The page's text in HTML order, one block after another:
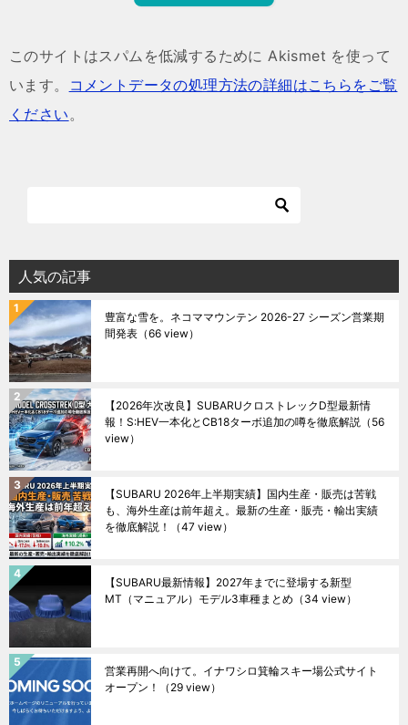
このサイトはスパムを低減するために Akismet を使って
います。
コメントデータの処理方法の詳細はこちらをご覧
ください。
人気の記事
豊富な雪を。ネコママウンテン 2026-27 シーズン営業期
間発表 （66 view）
【2026年次改良】SUBARUクロストレックD型最新情
報！S:HEV一本化とCB18ターボ追加の噂を徹底解説 （56
view）
【SUBARU 2026年上半期実績】国内生産・販売は苦戦
も、海外生産は前年超え。最新の生産・販売・輸出実績
を徹底解説！
（47 view）
【SUBARU最新情報】2027年までに登場する新型
MT（マニュアル）モデル3車種まとめ （34 view）
営業再開へ向けて。イナワシロ箕輪スキー場公式サイト
オープン！
（29 view）